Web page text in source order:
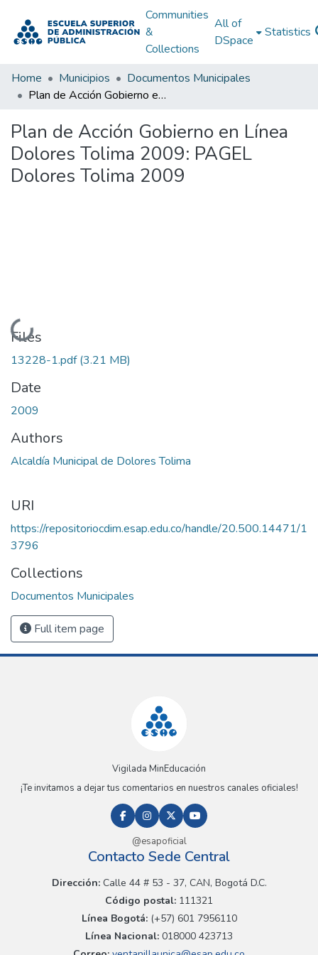
Communities
&
Collections
All of
DSpace
Statistics
Home Municipios
Documentos Municipales
Plan de Acción Gobierno en Línea Dolores Tolima 2009: PAGEL Dolores Tolima 2009
Plan de Acción Gobierno en Línea
Dolores Tolima 2009: PAGEL
Dolores Tolima 2009
Loading...
Files
13228-1.pdf(3.21 MB)
Date
2009
Authors
Alcaldía Municipal de Dolores Tolima
URI
https://repositoriocdim.esap.edu.co/handle/20.500.14471/1
3796
Collections
Documentos Municipales
Full item page
Vigilada MinEducación
¡Te invitamos a dejar tus comentarios en nuestros canales oficiales!
@esapoficial
Contacto Sede Central
Dirección:Calle 44 # 53 - 37, CAN, Bogotá D.C.
Código postal: 111321
Línea Bogotá:(+57) 601 7956110
Línea Nacional: 018000 423713